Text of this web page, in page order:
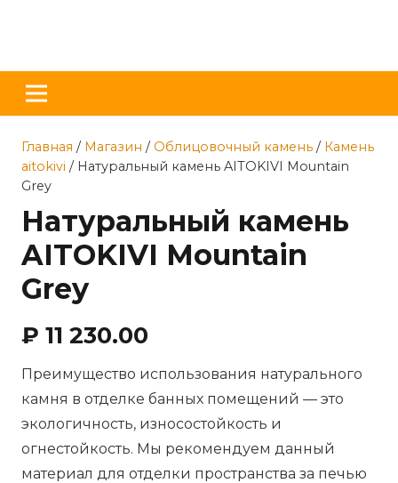
Главная / Магазин / Облицовочный камень / Камень
aitokivi / Натуральный камень AITOKIVI Mountain
Grey
Натуральный камень
AITOKIVI Mountain
Grey
₽ 11 230.00
Преимущество использования натурального
камня в отделке банных помещений — это
экологичность, износостойкость и
огнестойкость. Мы рекомендуем данный
материал для отделки пространства за печью